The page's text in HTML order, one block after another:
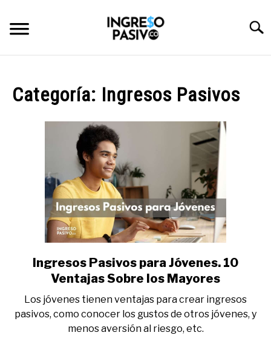
content
RECURSOS
CURSOS Y HERRAMIENTAS
NOSOTROS
Categoría: Ingresos Pasivos
link
to
Pasivos
para
Jóvenes.
Ingresos Pasivos para Jóvenes. 10
Ventajas Sobre los Mayores
Los jóvenes tienen ventajas para crear ingresos
pasivos, como conocer los gustos de otros jóvenes, y
menos aversión al riesgo, etc.